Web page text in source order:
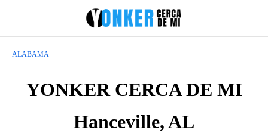
ALABAMA
YONKER CERCA DE MI
Hanceville, AL